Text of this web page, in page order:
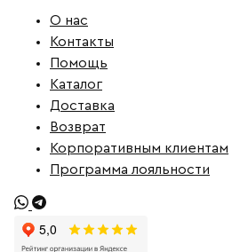
О нас
Контакты
Помощь
Каталог
Доставка
Возврат
Корпоративным клиентам
Программа лояльности